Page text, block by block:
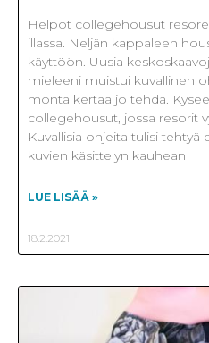
Helpot collegehousut
illassa. Neljän kappaleen
käyttöön. Uusia
mieleeni muistui kuvallinen
monta kertaa jo tehdä.
collegehousut, jossa resorit
Kuvallisia ohjeita tulisi
kuvien käsittelyn kauhean
LUE LISÄÄ »
18.2.2021